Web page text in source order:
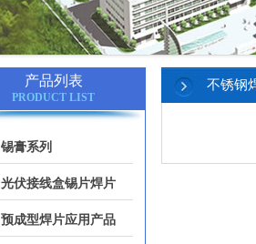
产品列表
PRODUCT LIST
锡膏系列
光伏接线盒锡片焊片
预成型焊片应用产品
不锈钢